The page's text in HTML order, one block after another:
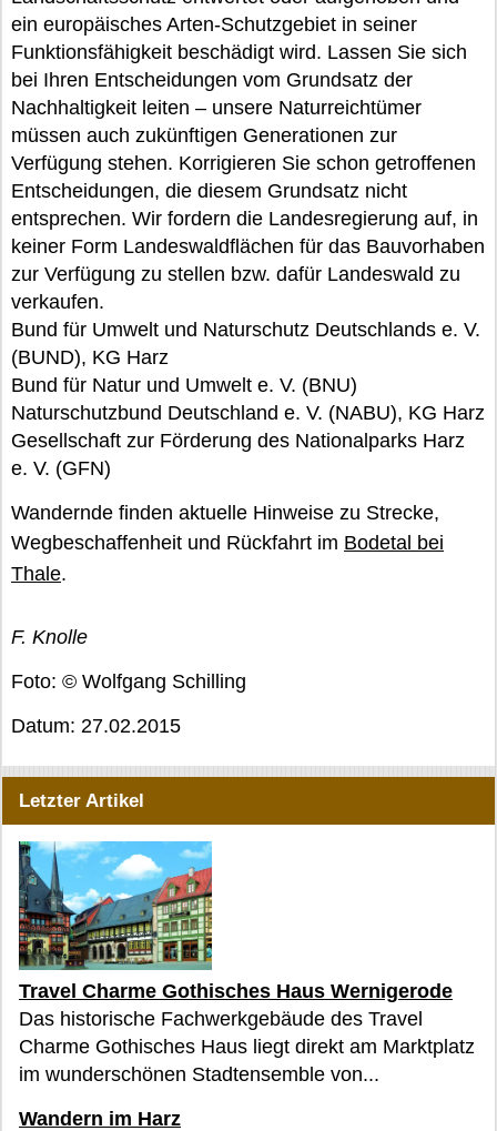
ein europäisches Arten-Schutzgebiet in seiner
Funktionsfähigkeit beschädigt wird. Lassen Sie sich
bei Ihren Entscheidungen vom Grundsatz der
Nachhaltigkeit leiten – unsere Naturreichtümer
müssen auch zukünftigen Generationen zur
Verfügung stehen. Korrigieren Sie schon getroffenen
Entscheidungen, die diesem Grundsatz nicht
entsprechen. Wir fordern die Landesregierung auf, in
keiner Form Landeswaldflächen für das Bauvorhaben
zur Verfügung zu stellen bzw. dafür Landeswald zu
verkaufen.
Bund für Umwelt und Naturschutz Deutschlands e. V.
(BUND), KG Harz
Bund für Natur und Umwelt e. V. (BNU)
Naturschutzbund Deutschland e. V. (NABU), KG Harz
Gesellschaft zur Förderung des Nationalparks Harz
e. V. (GFN)
Wandernde finden aktuelle Hinweise zu Strecke,
Wegbeschaffenheit und Rückfahrt im Bodetal bei
Thale.
F. Knolle
Foto: © Wolfgang Schilling
Datum: 27.02.2015
Letzter Artikel
Travel Charme Gothisches Haus Wernigerode
Das historische Fachwerkgebäude des Travel
Charme Gothisches Haus liegt direkt am Marktplatz
im wunderschönen Stadtensemble von...
Wandern im Harz